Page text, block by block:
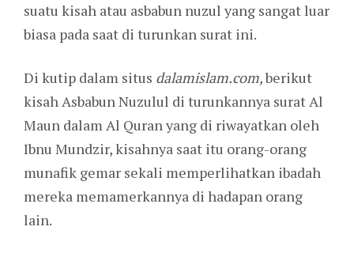
suatu kisah atau asbabun nuzul yang sangat luar
biasa pada saat di turunkan surat ini.
Di kutip dalam situs dalamislam.com,berikut
kisah Asbabun Nuzulul di turunkannya surat Al
Maun dalam Al Quran yang di riwayatkan oleh
Ibnu Mundzir, kisahnya saat itu orang-orang
munafik gemar sekali memperlihatkan ibadah
mereka memamerkannya di hadapan orang
lain.